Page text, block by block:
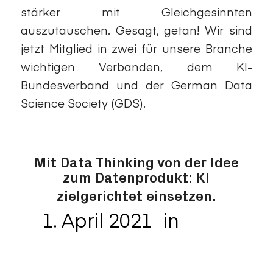
stärker mit Gleichgesinnten
auszutauschen. Gesagt, getan! Wir sind
jetzt Mitglied in zwei für unsere Branche
wichtigen Verbänden, dem KI-
Bundesverband und der German Data
Science Society (GDS).
Mit Data Thinking von der Idee
zum Datenprodukt: KI
zielgerichtet einsetzen.
1. April 2021 in